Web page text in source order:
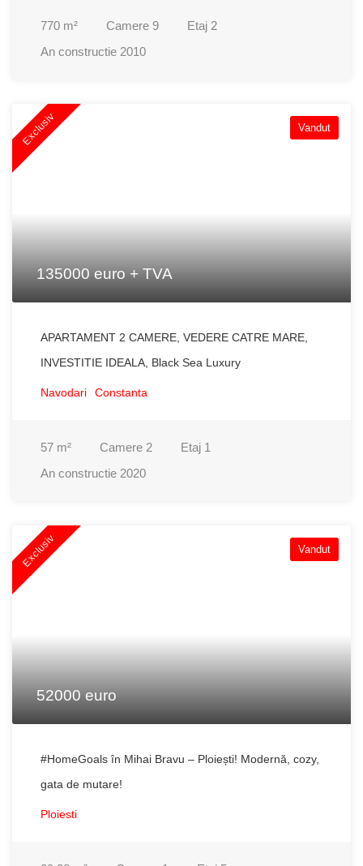
770 m² Camere 9 Etaj 2
An constructie 2010
Exclusiv Vandut
135000 euro + TVA
APARTAMENT 2 CAMERE, VEDERE CATRE MARE,
INVESTITIE IDEALA, Black Sea Luxury
Navodari Constanta
57 m² Camere 2 Etaj 1
An constructie 2020
Exclusiv Vandut
52000 euro
#HomeGoals în Mihai Bravu – Ploiești! Modernă, cozy,
gata de mutare!
Ploiesti